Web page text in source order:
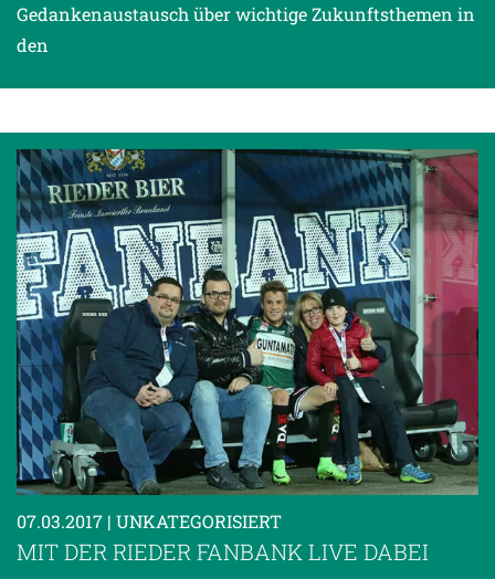
Gedankenaustausch über wichtige Zukunftsthemen in
den
07.03.2017 | UNKATEGORISIERT
MIT DER RIEDER FANBANK LIVE DABEI